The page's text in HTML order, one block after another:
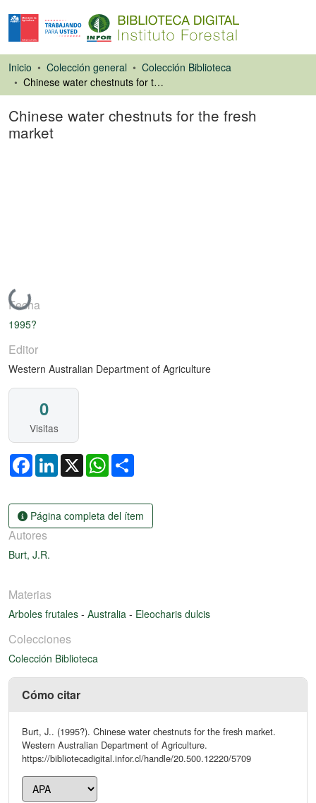
Inicio Colección general
Colección Biblioteca
Chinese water chestnuts for the fresh market
Chinese water chestnuts for the fresh
market
Cargando...
Fecha
1995?
Editor
Western Australian Department of Agriculture
0
Visitas
FacebookLinkedIn
X WhatsApp
Página completa del ítem
Autores
Burt, J.R.
Materias
Arboles frutales - Australia - Eleocharis dulcis
Colecciones
Colección Biblioteca
Cómo citar
Burt, J.. (1995?). Chinese water chestnuts for the fresh market.
Western Australian Department of Agriculture.
https://bibliotecadigital.infor.cl/handle/20.500.12220/5709